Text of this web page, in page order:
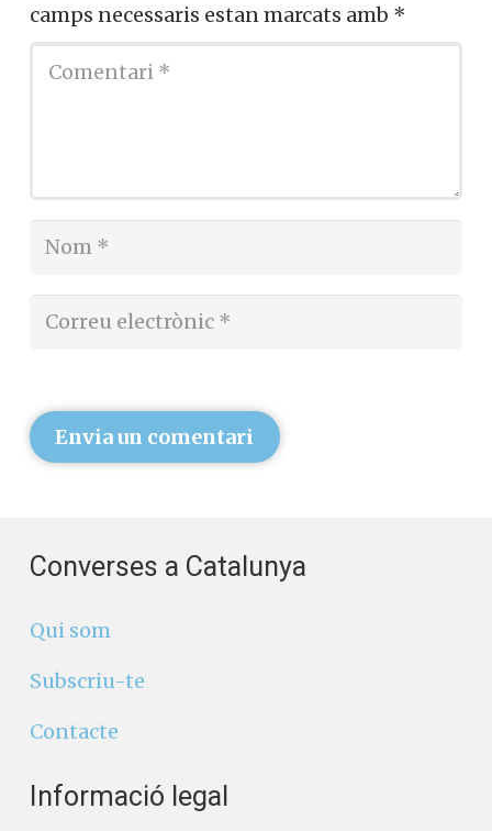
camps necessaris estan marcats amb *
Envia un comentari
Converses a Catalunya
Qui som
Subscriu-te
Contacte
Informació legal